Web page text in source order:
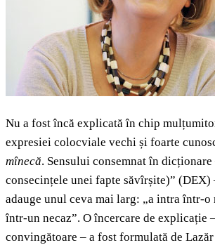
Nu a fost încă explicată în chip
expresiei colocviale vechi și foarte
mînecă. Sensului consemnat în dicționare
consecințele unei fapte săvîrșite)” (DEX)
adauge unul ceva mai larg: „a intra într-o
într-un necaz”. O încercare de explicație
convingătoare – a fost formulată de